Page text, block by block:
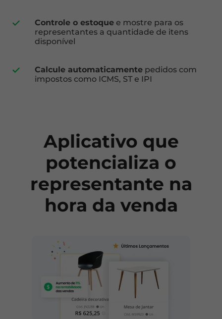
Controle o estoque e mostre para os
representantes a quantidade de itens
disponível
Calcule automaticamente pedidos com
impostos como ICMS, ST e IPI
Aplicativo que
potencializa o
representante na
hora da venda